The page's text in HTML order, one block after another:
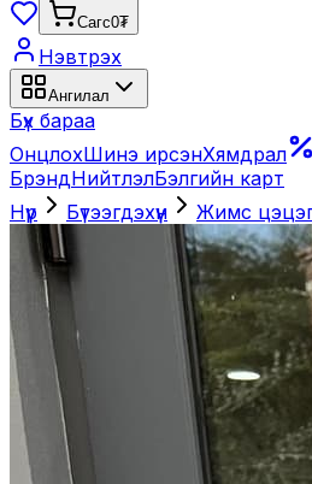
Сагс0₮
Нэвтрэх
Ангилал
Бүх бараа
ОнцлохШинэ ирсэнХямдрал
БрэндНийтлэлБэлгийн карт
Нүүр
Бүтээгдэхүүн Жимс